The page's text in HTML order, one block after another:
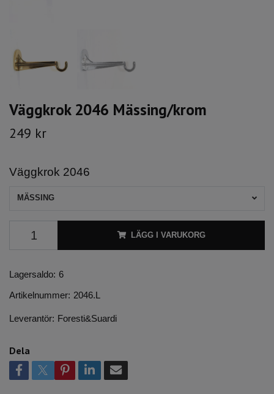
Väggkrok 2046 Mässing/krom
249 kr
Väggkrok 2046
MÄSSING
LÄGG I VARUKORG
Lagersaldo: 6
Artikelnummer: 2046.L
Leverantör: Foresti&Suardi
Dela